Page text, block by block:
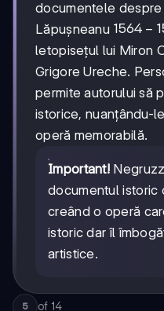
documentele
Lăpușneanu 1564-
1568
1564 −
letopisețul lui Miron
Grigore Ureche.
permite autorului să
istorice, nuanțându-
operă memorabilă.
Important!
documentul istoric
creând o operă
istoric dar îl
artistice.
5 of 14